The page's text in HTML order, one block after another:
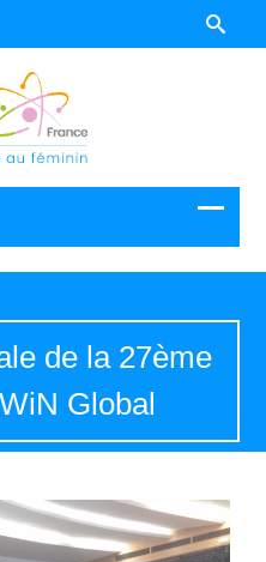
de la 27ème
Global